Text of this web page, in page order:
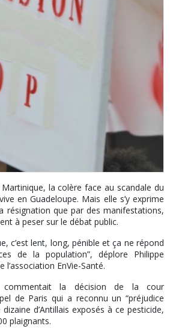
Martinique, la colère face au scandale du
en Guadeloupe. Mais elle s’y exprime
résignation que par des manifestations,
à peser sur le débat public.
c’est lent, long, pénible et ça ne répond
de la population”, déplore Philippe
l’association EnVie-Santé.
la décision de la cour
de Paris qui a reconnu un “préjudice
dizaine d’Antillais exposés à ce pesticide,
plaignants.